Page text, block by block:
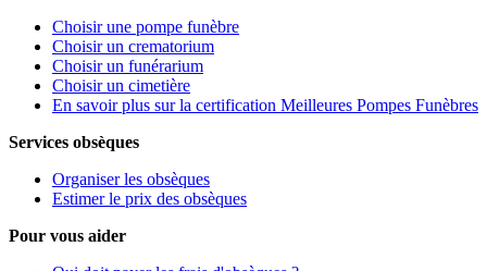
Choisir une pompe funèbre
Choisir un crematorium
Choisir un funérarium
Choisir un cimetière
En savoir plus sur la certification Meilleures Pompes Funèbres
Services obsèques
Organiser les obsèques
Estimer le prix des obsèques
Pour vous aider